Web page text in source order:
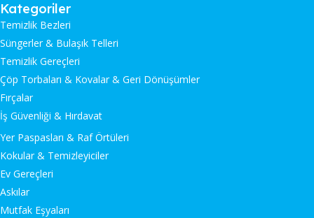
Kategoriler
Temizlik Bezleri
Süngerler & Bulaşık Telleri
Temizlik Gereçleri
Çöp Torbaları & Kovalar & Geri Dönüşümler
Fırçalar
İş Güvenliği & Hırdavat
Yer Paspasları & Raf Örtüleri
Kokular & Temizleyiciler
Ev Gereçleri
Askılar
Mutfak Eşyaları